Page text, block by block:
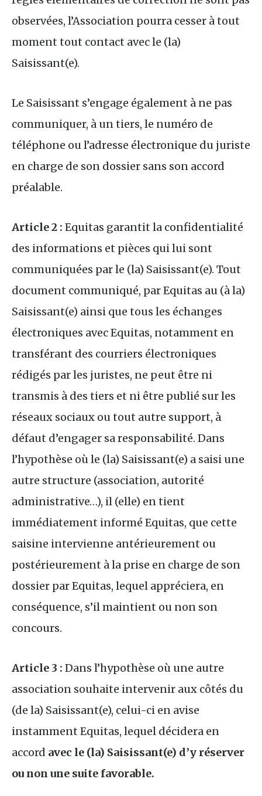
observées, l’Association pourra cesser à tout
moment tout contact avec le (la)
Saisissant(e).
Le Saisissant s’engage également à ne pas
communiquer, à un tiers, le numéro de
téléphone ou l’adresse électronique du juriste
en charge de son dossier sans son accord
préalable.
Article 2 : Equitas garantit la confidentialité
des informations et pièces qui lui sont
communiquées par le (la) Saisissant(e). Tout
document communiqué, par Equitas au (à la)
Saisissant(e) ainsi que tous les échanges
électroniques avec Equitas, notamment en
transférant des courriers électroniques
rédigés par les juristes, ne peut être ni
transmis à des tiers et ni être publié sur les
réseaux sociaux ou tout autre support, à
défaut d’engager sa responsabilité. Dans
l’hypothèse où le (la) Saisissant(e) a saisi une
autre structure (association, autorité
administrative…), il (elle) en tient
immédiatement informé Equitas, que cette
saisine intervienne antérieurement ou
postérieurement à la prise en charge de son
dossier par Equitas, lequel appréciera, en
conséquence, s’il maintient ou non son
concours.
Article 3 : Dans l’hypothèse où une autre
association souhaite intervenir aux côtés du
(de la) Saisissant(e), celui-ci en avise
instamment Equitas, lequel décidera en
accord avec le (la) Saisissant(e) d’y réserver
ou non une suite favorable.